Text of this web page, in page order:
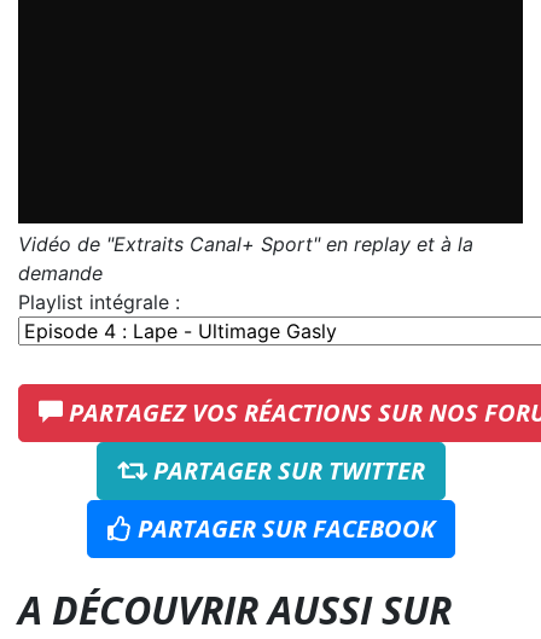
Vidéo de "Extraits Canal+ Sport" en replay et à la
demande
Playlist intégrale :
PARTAGEZ VOS RÉACTIONS SUR NOS
PARTAGER SUR TWITTER
PARTAGER SUR FACEBOOK
A DÉCOUVRIR AUSSI SUR